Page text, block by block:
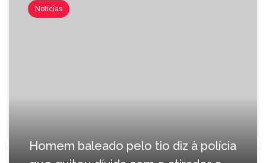
Notícias
Homem baleado pelo tio diz à polícia